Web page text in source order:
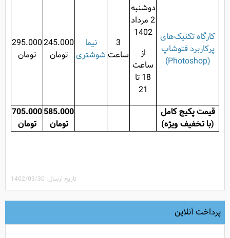
کارگاه تکنیک‌های
پرکاربرد فتوشاپ
(Photoshop)
دوشنبه
2 مرداد
1402
از
ساعت
18 تا
21
3
ساعت
نیما
شوشتری
245.000
تومان
295.000
تومان
قیمت پکیج کامل
(با تخفیف ویژه)
585.000
تومان
705.000
تومان
تاریخ ارسال: 1402/03/30
پرداخت آنلاین